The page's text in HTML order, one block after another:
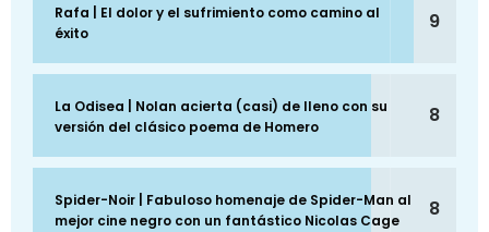
Rafa | El dolor y el sufrimiento como camino al
éxito
9
La Odisea | Nolan acierta (casi) de lleno con su
versión del clásico poema de Homero
8
Spider-Noir | Fabuloso homenaje de Spider-Man al
mejor cine negro con un fantástico Nicolas Cage
8